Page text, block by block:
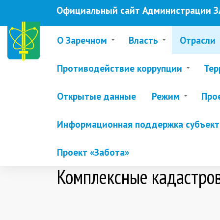
основному
содержанию
Официальный сайт Администрации
О Заречном Власть Отрасли
Противодействие коррупции
Открытые данные Режим
Информационная поддержка
Проект «Забота»
Комплексные